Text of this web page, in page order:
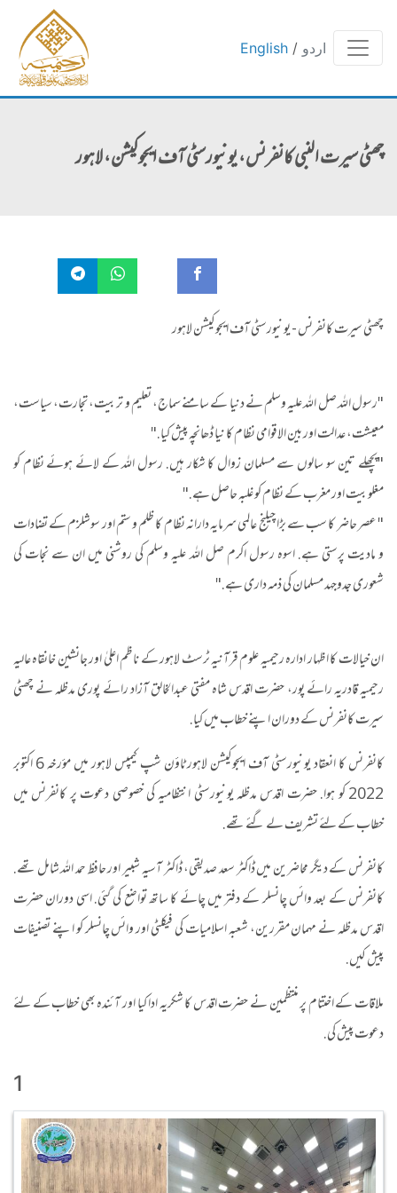
English / اردو
چھٹی سیرت النبی کانفرنس، یونیورسٹی آف ایجوکیشن، لاہور
چھٹی سیرت کانفرنس - یونیورسٹی آف ایجوکیشن لاہور
"رسول اللہ صل اللہ علیہ وسلم نے دنیا کے سامنے سماج، تعلیم و تربیت، تجارت، سیاست،
معیشت، عدالت اور بین الاقوامی نظام کا نیا ڈھانچہ پیش کیا."
"پچھلے تین سو سالوں سے مسلمان زوال کا شکار ہیں. رسول اللہ کے لائے ہوئے نظام کو
مغلوبیت اور مغرب کے نظام کو غلبہ حاصل ہے."
" عصر حاضر کا سب سے بڑا چیلنج عالمی سرمایہ دارانہ نظام کا ظلم و ستم اور سوشلزم کے تضادات
و مادیت پرستی ہے. اسوہ رسول اکرم صل اللہ علیہ وسلم کی روشنی میں ان سے نجات کی
شعوری جدوجہد مسلمان کی ذمہ داری ہے."
ان خیالات کا اظہار ادارہ رحیمیہ علوم قرآنیہ ٹرسٹ لاہور کے ناظم اعلیٰ اور جانشین خانقاہ عالیہ
رحیمیہ قادریہ رائے پور، حضرت اقدس شاہ مفتی عبدالخالق آزاد رائے پوری مدظلہ نے چھٹی
سیرت کانفرنس کے دوران اپنے خطاب میں کیا.
کانفرنس کا انعقاد یونیورسٹی آف ایجوکیشن لاہور ٹاؤن شپ کیمپس لاہور میں مؤرخہ 6 اکتوبر
2022 کو ہوا. حضرت اقدس مدظلہ یونیورسٹی انتظامیہ کی خصوصی دعوت پر کانفرنس میں
خطاب کے لئے تشریف لے گئے تھے.
کانفرنس کے دیگر محاضرین میں ڈاکٹر سعد صدیقی، ڈاکٹر آسیہ شبیر اور حافظ حمد اللہ شامل تھے.
کانفرنس کے بعد وائس چانسلر کے دفتر میں چائے کا ساتھ تواضع کی گئی. اسی دوران حضرت
اقدس مدظلہ نے مہمان مقررین، شعبہ اسلامیات کی فیکلٹی اور وائس چانسلر کو اپنے تصنیفات
پیش کیں.
ملاقات کے اختتام پر منتظمین نے حضرت اقدس کا شکریہ ادا کیا اور آئندہ بھی خطاب کے لئے
دعوت پیش کی.
1